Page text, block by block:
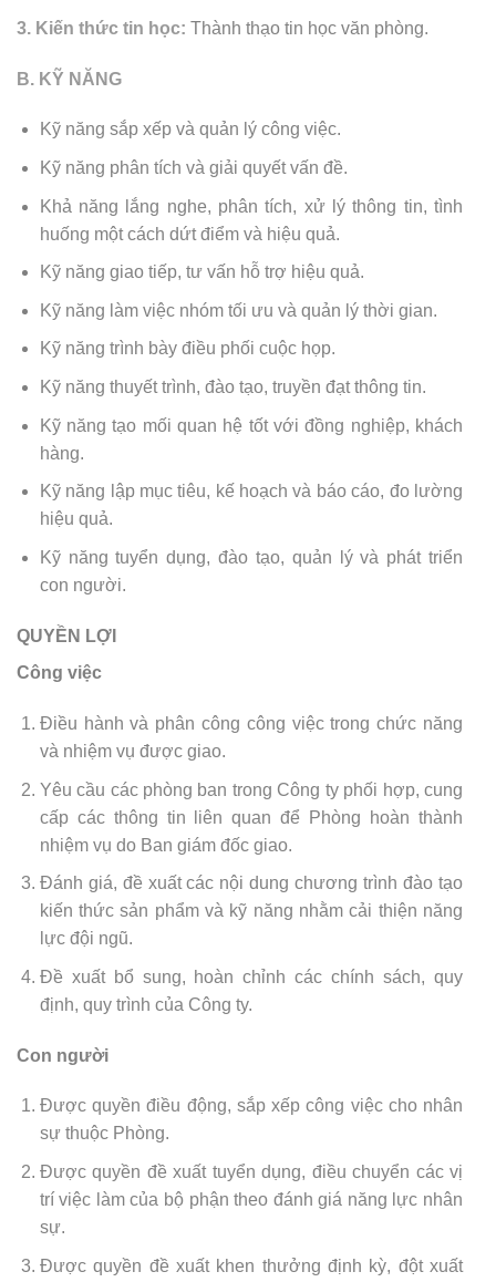
3. Kiến thức tin học: Thành thạo tin học văn phòng.
B. KỸ NĂNG
Kỹ năng sắp xếp và quản lý công việc.
Kỹ năng phân tích và giải quyết vấn đề.
Khả năng lắng nghe, phân tích, xử lý thông tin, tình
huống một cách dứt điểm và hiệu quả.
Kỹ năng giao tiếp, tư vấn hỗ trợ hiệu quả.
Kỹ năng làm việc nhóm tối ưu và quản lý thời gian.
Kỹ năng trình bày điều phối cuộc họp.
Kỹ năng thuyết trình, đào tạo, truyền đạt thông tin.
Kỹ năng tạo mối quan hệ tốt với đồng nghiệp, khách
hàng.
Kỹ năng lập mục tiêu, kế hoạch và báo cáo, đo lường
hiệu quả.
Kỹ năng tuyển dụng, đào tạo, quản lý và phát triển
con người.
QUYỀN LỢI
Công việc
Điều hành và phân công công việc trong chức năng
và nhiệm vụ được giao.
Yêu cầu các phòng ban trong Công ty phối hợp, cung
cấp các thông tin liên quan để Phòng hoàn thành
nhiệm vụ do Ban giám đốc giao.
Đánh giá, đề xuất các nội dung chương trình đào tạo
kiến thức sản phẩm và kỹ năng nhằm cải thiện năng
lực đội ngũ.
Đề xuất bổ sung, hoàn chỉnh các chính sách, quy
định, quy trình của Công ty.
Con người
Được quyền điều động, sắp xếp công việc cho nhân
sự thuộc Phòng.
Được quyền đề xuất tuyển dụng, điều chuyển các vị
trí việc làm của bộ phận theo đánh giá năng lực nhân
sự.
Được quyền đề xuất khen thưởng định kỳ, đột xuất